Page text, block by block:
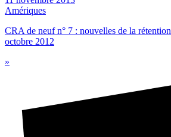
Amériques
CRA de neuf n° 7 : nouvelles de la
octobre 2012
»